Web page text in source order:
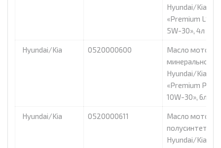
Hyundai/Kia
«Premium LS
5W-30», 4л
Hyundai/Kia 0520000600
Масло
минеральное
Hyundai/Kia
«Premium PC
10W-30», 6л
Hyundai/Kia 0520000611
Масло
Hyundai/Kia